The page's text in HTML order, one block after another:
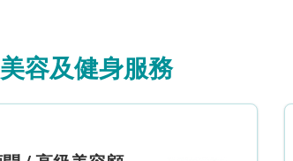
美容及健身服務